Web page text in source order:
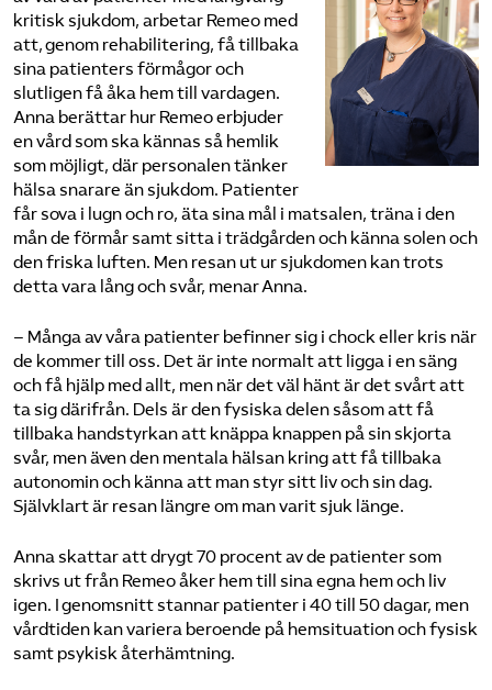
kritisk sjukdom, arbetar Remeo med
att, genom rehabilitering, få tillbaka
sina patienters förmågor och
slutligen få åka hem till vardagen.
Anna berättar hur Remeo erbjuder
en vård som ska kännas så hemlik
som möjligt, där personalen tänker
hälsa snarare än sjukdom. Patienter
får sova i lugn och ro, äta sina mål i matsalen, träna i den
mån de förmår samt sitta i trädgården och känna solen och
den friska luften. Men resan ut ur sjukdomen kan trots
detta vara lång och svår, menar Anna.
– Många av våra patienter befinner sig i chock eller kris när
de kommer till oss. Det är inte normalt att ligga i en säng
och få hjälp med allt, men när det väl hänt är det svårt att
ta sig därifrån. Dels är den fysiska delen såsom att få
tillbaka handstyrkan att knäppa knappen på sin skjorta
svår, men även den mentala hälsan kring att få tillbaka
autonomin och känna att man styr sitt liv och sin dag.
Självklart är resan längre om man varit sjuk länge.
Anna skattar att drygt 70 procent av de patienter som
skrivs ut från Remeo åker hem till sina egna hem och liv
igen. I genomsnitt stannar patienter i 40 till 50 dagar, men
vårdtiden kan variera beroende på hemsituation och fysisk
samt psykisk återhämtning.